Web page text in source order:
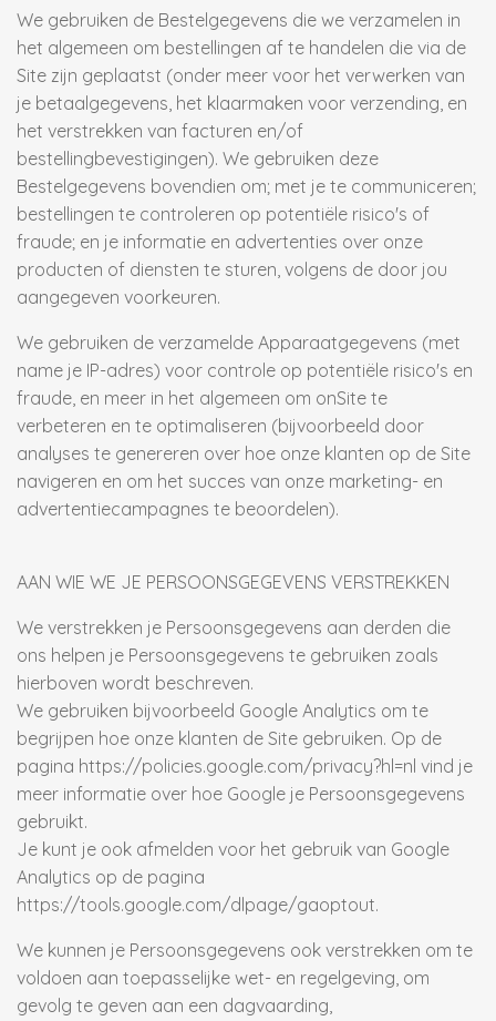
We gebruiken de Bestelgegevens die we verzamelen in
het algemeen om bestellingen af te handelen die via de
Site zijn geplaatst (onder meer voor het verwerken van
je betaalgegevens, het klaarmaken voor verzending, en
het verstrekken van facturen en/of
bestellingbevestigingen). We gebruiken deze
Bestelgegevens bovendien om; met je te communiceren;
bestellingen te controleren op potentiële risico's of
fraude; en je informatie en advertenties over onze
producten of diensten te sturen, volgens de door jou
aangegeven voorkeuren.
We gebruiken de verzamelde Apparaatgegevens (met
name je IP-adres) voor controle op potentiële risico's en
fraude, en meer in het algemeen om onSite te
verbeteren en te optimaliseren (bijvoorbeeld door
analyses te genereren over hoe onze klanten op de Site
navigeren en om het succes van onze marketing- en
advertentiecampagnes te beoordelen).
AAN WIE WE JE PERSOONSGEGEVENS VERSTREKKEN
We verstrekken je Persoonsgegevens aan derden die
ons helpen je Persoonsgegevens te gebruiken zoals
hierboven wordt beschreven.
We gebruiken bijvoorbeeld Google Analytics om te
begrijpen hoe onze klanten de Site gebruiken. Op de
pagina https://policies.google.com/privacy?hl=nl vind je
meer informatie over hoe Google je Persoonsgegevens
gebruikt.
Je kunt je ook afmelden voor het gebruik van Google
Analytics op de pagina
https://tools.google.com/dlpage/gaoptout.
We kunnen je Persoonsgegevens ook verstrekken om te
voldoen aan toepasselijke wet- en regelgeving, om
gevolg te geven aan een dagvaarding,